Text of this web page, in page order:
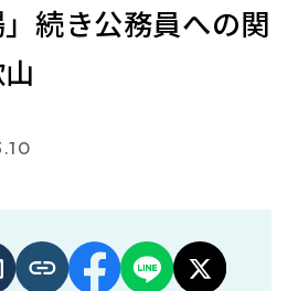
」続き公務員への関